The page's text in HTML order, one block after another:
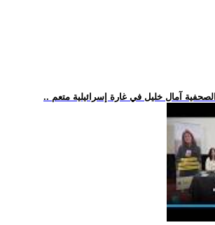
آمال خليل في غارة إسرائيلية متعم